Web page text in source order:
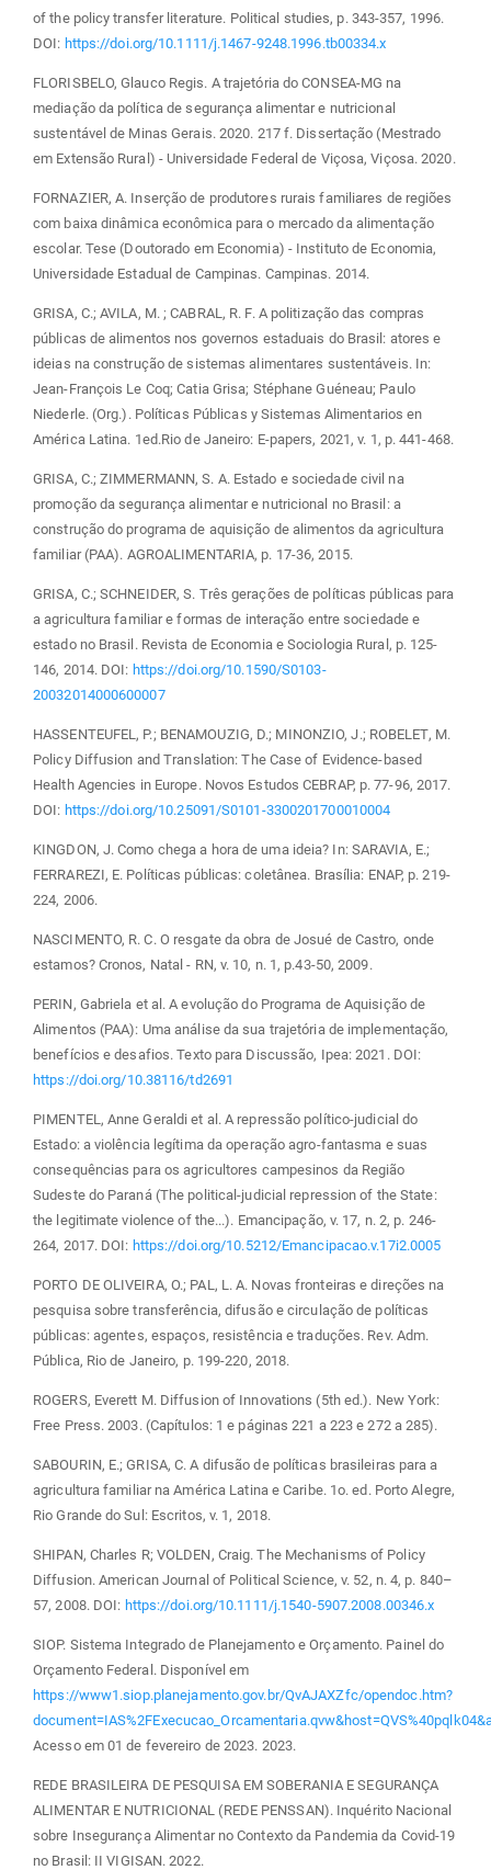
of the policy transfer literature. Political studies, p. 343-357, 1996.
DOI: https://doi.org/10.1111/j.1467-9248.1996.tb00334.x
FLORISBELO, Glauco Regis. A trajetória do CONSEA-MG na
mediação da política de segurança alimentar e nutricional
sustentável de Minas Gerais. 2020. 217 f. Dissertação (Mestrado
em Extensão Rural) - Universidade Federal de Viçosa, Viçosa. 2020.
FORNAZIER, A. Inserção de produtores rurais familiares de regiões
com baixa dinâmica econômica para o mercado da alimentação
escolar. Tese (Doutorado em Economia) - Instituto de Economia,
Universidade Estadual de Campinas. Campinas. 2014.
GRISA, C.; AVILA, M. ; CABRAL, R. F. A politização das compras
públicas de alimentos nos governos estaduais do Brasil: atores e
ideias na construção de sistemas alimentares sustentáveis. In:
Jean-François Le Coq; Catia Grisa; Stéphane Guéneau; Paulo
Niederle. (Org.). Políticas Públicas y Sistemas Alimentarios en
América Latina. 1ed.Rio de Janeiro: E-papers, 2021, v. 1, p. 441-468.
GRISA, C.; ZIMMERMANN, S. A. Estado e sociedade civil na
promoção da segurança alimentar e nutricional no Brasil: a
construção do programa de aquisição de alimentos da agricultura
familiar (PAA). AGROALIMENTARIA, p. 17-36, 2015.
GRISA, C.; SCHNEIDER, S. Três gerações de políticas públicas para
a agricultura familiar e formas de interação entre sociedade e
estado no Brasil. Revista de Economia e Sociologia Rural, p. 125-
146, 2014. DOI: https://doi.org/10.1590/S0103-
20032014000600007
HASSENTEUFEL, P.; BENAMOUZIG, D.; MINONZIO, J.; ROBELET, M.
Policy Diffusion and Translation: The Case of Evidence-based
Health Agencies in Europe. Novos Estudos CEBRAP, p. 77-96, 2017.
DOI: https://doi.org/10.25091/S0101-3300201700010004
KINGDON, J. Como chega a hora de uma ideia? In: SARAVIA, E.;
FERRAREZI, E. Políticas públicas: coletânea. Brasília: ENAP, p. 219-
224, 2006.
NASCIMENTO, R. C. O resgate da obra de Josué de Castro, onde
estamos? Cronos, Natal - RN, v. 10, n. 1, p.43-50, 2009.
PERIN, Gabriela et al. A evolução do Programa de Aquisição de
Alimentos (PAA): Uma análise da sua trajetória de implementação,
benefícios e desafios. Texto para Discussão, Ipea: 2021. DOI:
https://doi.org/10.38116/td2691
PIMENTEL, Anne Geraldi et al. A repressão político-judicial do
Estado: a violência legítima da operação agro-fantasma e suas
consequências para os agricultores campesinos da Região
Sudeste do Paraná (The political-judicial repression of the State:
the legitimate violence of the...). Emancipação, v. 17, n. 2, p. 246-
264, 2017. DOI: https://doi.org/10.5212/Emancipacao.v.17i2.0005
PORTO DE OLIVEIRA, O.; PAL, L. A. Novas fronteiras e direções na
pesquisa sobre transferência, difusão e circulação de políticas
públicas: agentes, espaços, resistência e traduções. Rev. Adm.
Pública, Rio de Janeiro, p. 199-220, 2018.
ROGERS, Everett M. Diffusion of Innovations (5th ed.). New York:
Free Press. 2003. (Capítulos: 1 e páginas 221 a 223 e 272 a 285).
SABOURIN, E.; GRISA, C. A difusão de políticas brasileiras para a
agricultura familiar na América Latina e Caribe. 1o. ed. Porto Alegre,
Rio Grande do Sul: Escritos, v. 1, 2018.
SHIPAN, Charles R; VOLDEN, Craig. The Mechanisms of Policy
Diffusion. American Journal of Political Science, v. 52, n. 4, p. 840–
57, 2008. DOI: https://doi.org/10.1111/j.1540-5907.2008.00346.x
SIOP. Sistema Integrado de Planejamento e Orçamento. Painel do
Orçamento Federal. Disponível em
https://www1.siop.planejamento.gov.br/QvAJAXZfc/opendoc.htm?
Acesso em 01 de fevereiro de 2023. 2023.
REDE BRASILEIRA DE PESQUISA EM SOBERANIA E SEGURANÇA
ALIMENTAR E NUTRICIONAL (REDE PENSSAN). Inquérito Nacional
sobre Insegurança Alimentar no Contexto da Pandemia da Covid-19
no Brasil: II VIGISAN. 2022.